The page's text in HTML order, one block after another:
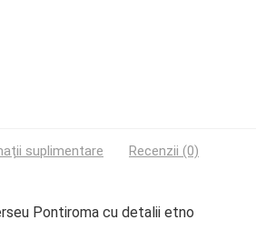
suplimentare Recenzii (0)
Pontiroma cu detalii etno